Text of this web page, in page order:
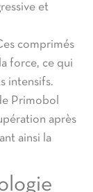
et
comprimés
force, ce qui
intensifs.
Primobol
après
ainsi la